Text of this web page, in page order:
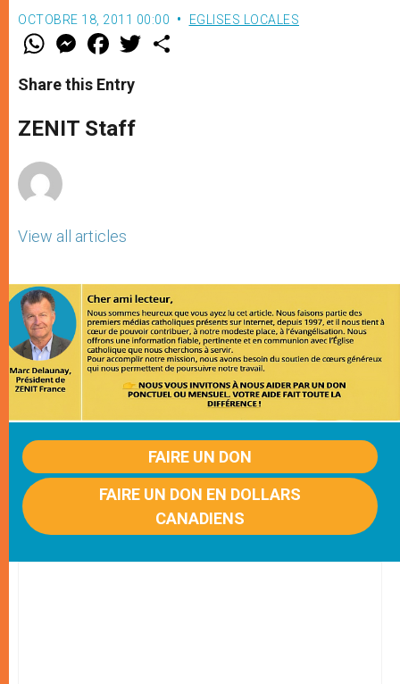
OCTOBRE 18, 2011 00:00 EGLISES LOCALES
W
t
s
p
p
M
e
s
e
g
e
F
a
e
b
o
k
w
Share this Entry
ZENIT Staff
View all articles
FAIRE UN DON
FAIRE UN DON EN DOLLARS
CANADIENS